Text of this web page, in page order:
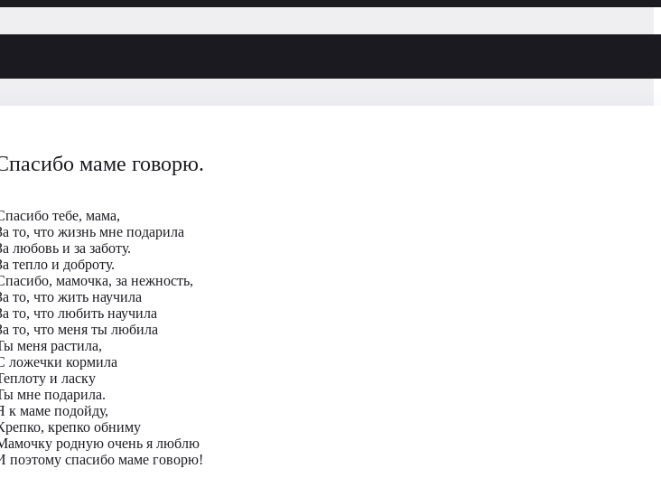
маме говорю.
тебе, мама,
то, что жизнь мне подарила
любовь и за заботу.
тепло и доброту.
мамочка, за нежность,
то, что жить научила
то, что любить научила
то, что меня ты любила
меня растила,
ложечки кормила
и ласку
мне подарила.
к маме подойду,
крепко обниму
родную очень я люблю
поэтому спасибо маме говорю!